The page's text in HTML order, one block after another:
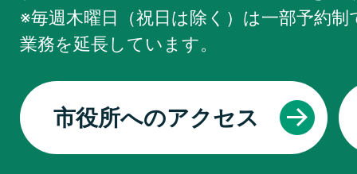
※毎週木曜日（祝日は除く）は一部予約
業務を延長しています。
市役所へのアクセス